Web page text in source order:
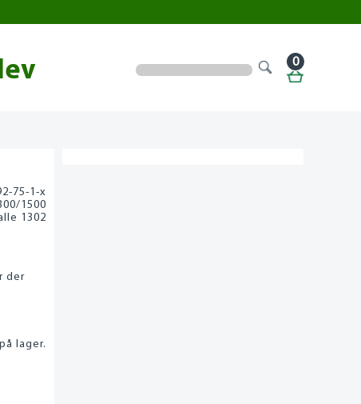
0
75-1-x
1500
1302
der
lager.